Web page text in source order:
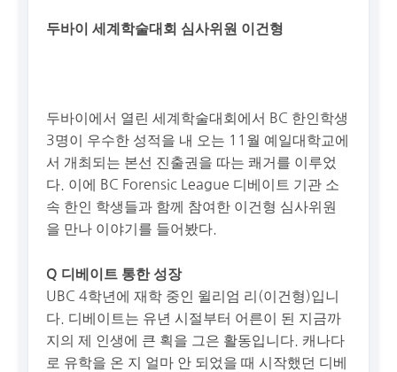
두바이 세계학술대회 심사위원 이건형
두바이에서 열린 세계학술대회에서 BC 한인학생
3명이 우수한 성적을 내 오는 11월 예일대학교에
서 개최되는 본선 진출권을 따는 쾌거를 이루었
다. 이에 BC Forensic League 디베이트 기관 소
속 한인 학생들과 함께 참여한 이건형 심사위원
을 만나 이야기를 들어봤다.
Q 디베이트 통한 성장
UBC 4학년에 재학 중인 윌리엄 리(이건형)입니
다. 디베이트는 유년 시절부터 어른이 된 지금까
지의 제 인생에 큰 획을 그은 활동입니다. 캐나다
로 유학을 온 지 얼마 안 되었을 때 시작했던 디베